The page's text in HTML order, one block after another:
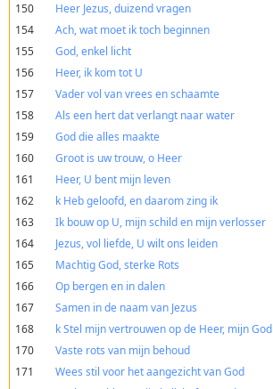
150
Heer Jezus, duizend vragen
154
Ach, wat moet ik toch beginnen
155
God, enkel licht
156
Heer, ik kom tot U
157
Vader vol van vrees en schaamte
158
Als een hert dat verlangt naar water
159
God die alles maakte
160
Groot is uw trouw, o Heer
161
Heer, U bent mijn leven
162
k Heb geloofd, en daarom zing ik
163
Ik bouw op U, mijn schild en mijn verlosser
164
Jezus, vol liefde, U wilt ons leiden
165
Machtig God, sterke Rots
166
Op bergen en in dalen
167
Samen in de naam van Jezus
168
k Stel mijn vertrouwen op de Heer, mijn God
170
Vaste rots van mijn behoud
171
Wees stil voor het aangezicht van God